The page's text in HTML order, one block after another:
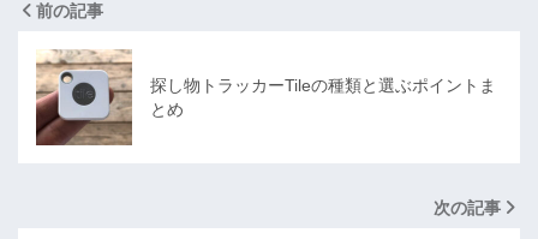
前の記事
探し物トラッカーTileの種類と選ぶポイントま
とめ
次の記事